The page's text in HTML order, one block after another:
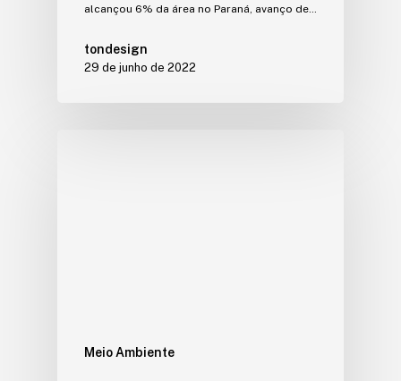
alcançou 6% da área no Paraná, avanço de…
tondesign
29 de junho de 2022
Meio Ambiente